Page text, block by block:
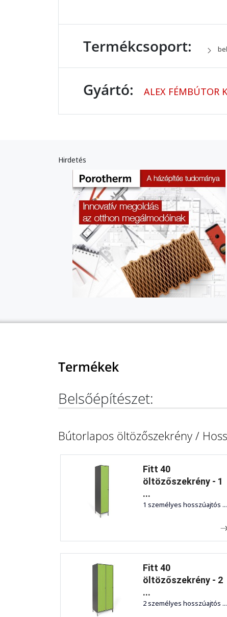
Termékcsoport:
Gyártó: ALEX FÉMBÚTOR
Hirdetés
Termékek
Belsőépítészet:
Bútorlapos öltözőszekrény /
Fitt 40
öltözőszekrény - 1
...
1 személyes hosszúajtós ...
Fitt 40
öltözőszekrény - 2
...
2 személyes hosszúajtós ...